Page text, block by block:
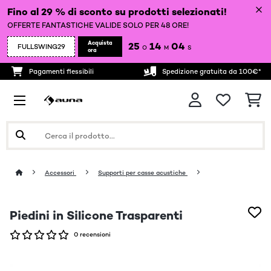
Fino al 29 % di sconto su prodotti selezionati!
OFFERTE FANTASTICHE VALIDE SOLO PER 48 ORE!
FULLSWING29
Acquista
ora
25 O 14 M 04 S
Pagamenti flessibili Spedizione gratuita da 100€*
Accessori Supporti per casse acustiche
Piedini in Silicone Trasparenti
0 recensioni